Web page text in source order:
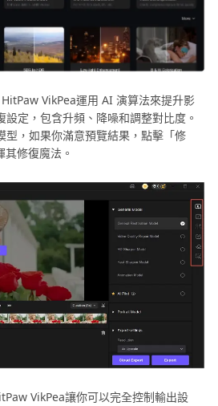
HitPaw VikPea運用 AI 演算法來提升影
定，包含升頻、降噪和調整對比度。
型，如果你滿意預覽結果，點擊「修
修復魔法。
VikPea讓你可以完全控制輸出設